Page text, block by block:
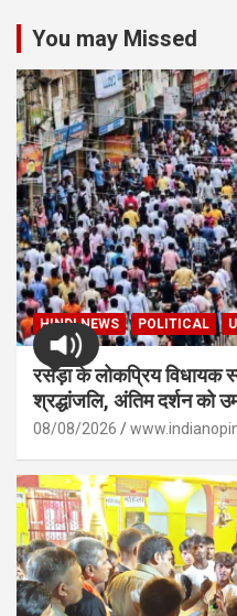
You may Missed
HINDI NEWS POLITICAL
रसड़ा के लोकप्रिय विधायक
श्रद्धांजलि, अंतिम दर्शन को
08/08/2026